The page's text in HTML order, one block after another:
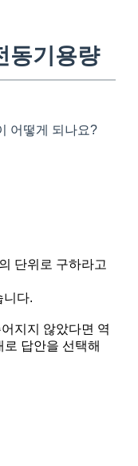
동기용량
어떻게 되나요?
단위로 구하라고
니다.
지지 않았다면 역
답안을 선택해